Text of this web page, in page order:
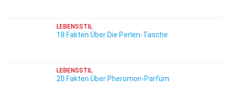
LEBENSSTIL
18 Fakten Über Die Perlen-Tasche
LEBENSSTIL
20 Fakten Über Pheromon-Parfüm